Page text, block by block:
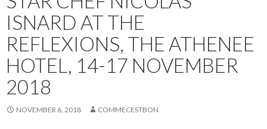
ISNARD AT THE
REFLEXIONS, THE ATHENEE
HOTEL, 14-17 NOVEMBER
2018
NOVEMBER 6, 2018 COMMECESTBON